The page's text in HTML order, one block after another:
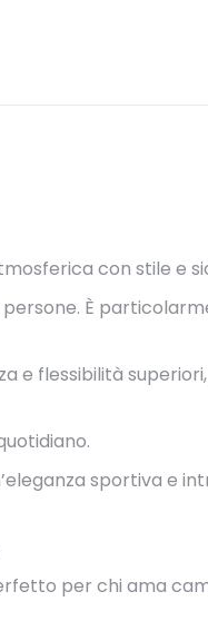
con stile e
È
e flessibilità
sportiva e
per chi ama